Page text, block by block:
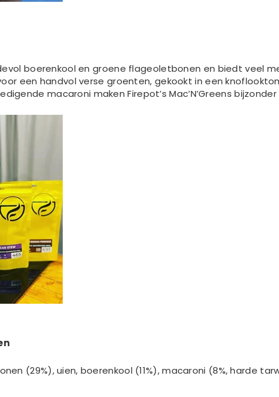
boerenkool en groene flageoletbonen en biedt veel
een handvol verse groenten, gekookt in een
macaroni maken Firepot’s Mac’N’Greens
(29%), uien, boerenkool (11%), macaroni (8%, harde